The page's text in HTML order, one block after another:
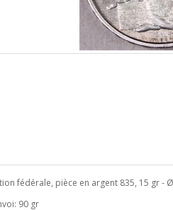
fédérale, pièce en argent 835, 15 gr -
90 gr